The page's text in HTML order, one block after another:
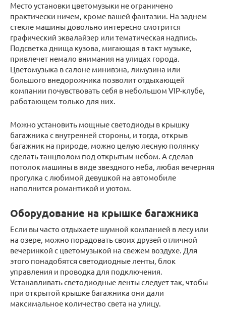
Место установки цветомузыки не ограничено
практически ничем, кроме вашей фантазии. На заднем
стекле машины довольно интересно смотрится
графический эквалайзер или тематическая надпись.
Подсветка днища кузова, мигающая в такт музыке,
привлечет немало внимания на улицах города.
Цветомузыка в салоне минивэна, лимузина или
большого внедорожника позволит отдыхающей
компании почувствовать себя в небольшом VIP-клубе,
работающем только для них.
Можно установить мощные светодиоды в крышку
багажника с внутренней стороны, и тогда, открыв
багажник на природе, можно целую лесную полянку
сделать танцполом под открытым небом. А сделав
потолок машины в виде звездного неба, любая вечерняя
прогулка с любимой девушкой на автомобиле
наполнится романтикой и уютом.
Оборудование на крышке багажника
Если вы часто отдыхаете шумной компанией в лесу или
на озере, можно порадовать своих друзей отличной
вечеринкой с цветомузыкой на свежем воздухе. Для
этого понадобятся светодиодные ленты, блок
управления и проводка для подключения.
Устанавливать светодиодные ленты следует так, чтобы
при открытой крышке багажника они дали
максимальное количество света на улицу.